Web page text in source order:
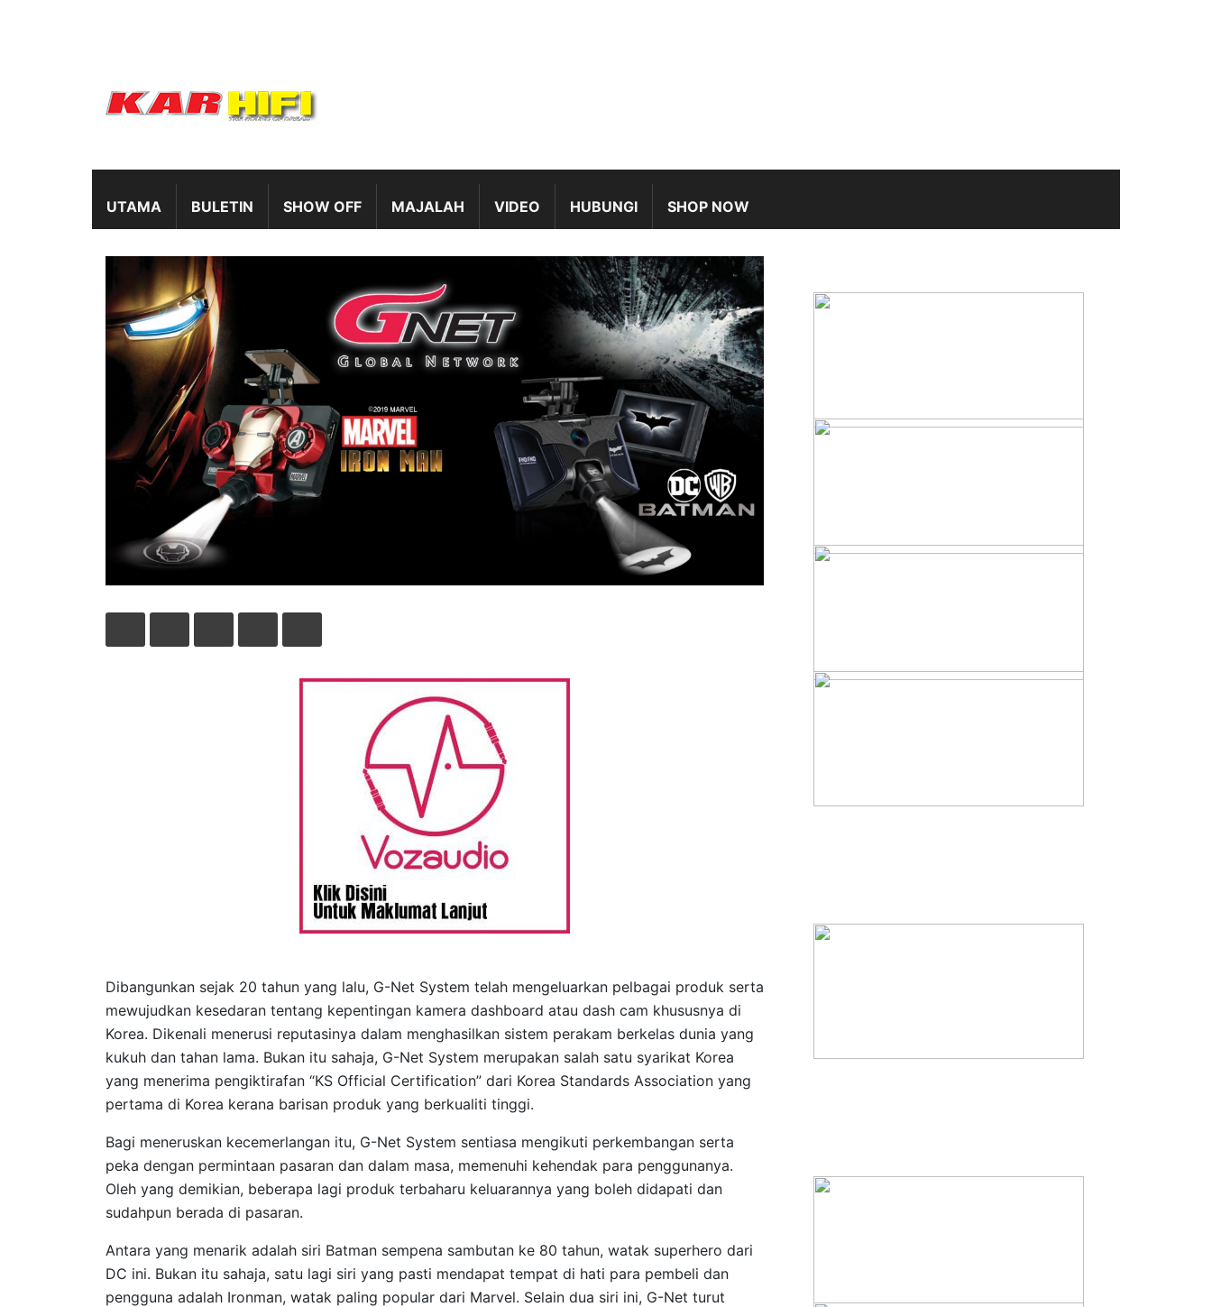
UTAMA BULETIN SHOW OFF MAJALAH VIDEO HUBUNGI SHOP NOW
Dibangunkan sejak 20 tahun yang lalu, G-Net System telah mengeluarkan pelbagai produk serta
mewujudkan kesedaran tentang kepentingan kamera dashboard atau dash cam khususnya di
Korea. Dikenali menerusi reputasinya dalam menghasilkan sistem perakam berkelas dunia yang
kukuh dan tahan lama. Bukan itu sahaja, G-Net System merupakan salah satu syarikat Korea
yang menerima pengiktirafan “KS Official Certification” dari Korea Standards Association yang
pertama di Korea kerana barisan produk yang berkualiti tinggi.
Bagi meneruskan kecemerlangan itu, G-Net System sentiasa mengikuti perkembangan serta
peka dengan permintaan pasaran dan dalam masa, memenuhi kehendak para penggunanya.
Oleh yang demikian, beberapa lagi produk terbaharu keluarannya yang boleh didapati dan
sudahpun berada di pasaran.
Antara yang menarik adalah siri Batman sempena sambutan ke 80 tahun, watak superhero dari
DC ini. Bukan itu sahaja, satu lagi siri yang pasti mendapat tempat di hati para pembeli dan
pengguna adalah Ironman, watak paling popular dari Marvel. Selain dua siri ini, G-Net turut